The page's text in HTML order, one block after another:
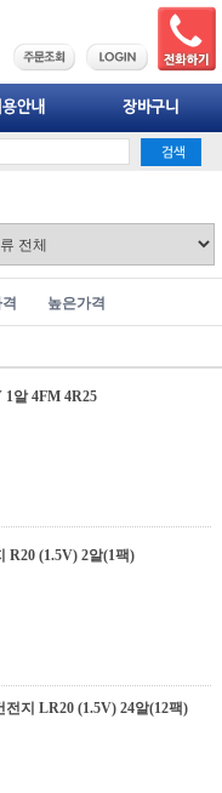
높은가격
1알 4FM 4R25
R20 (1.5V) 2알(1팩)
전지 LR20 (1.5V) 24알(12팩)